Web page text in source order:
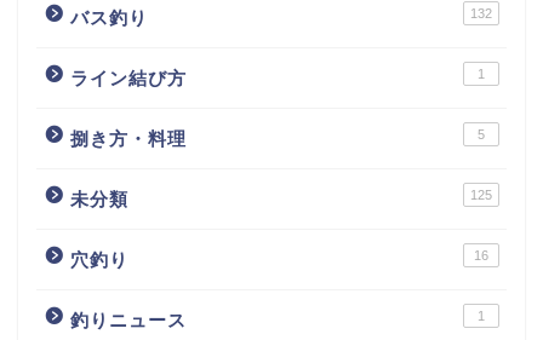
バス釣り 132
ライン結び方 1
捌き方・料理 5
未分類 125
穴釣り 16
釣りニュース 1